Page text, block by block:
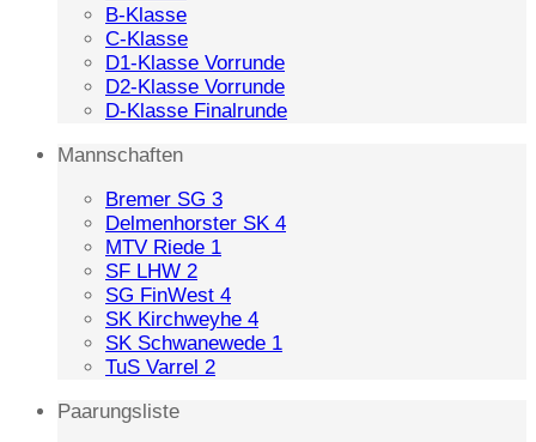
B-Klasse
C-Klasse
D1-Klasse Vorrunde
D2-Klasse Vorrunde
D-Klasse Finalrunde
Mannschaften
Bremer SG 3
Delmenhorster SK 4
MTV Riede 1
SF LHW 2
SG FinWest 4
SK Kirchweyhe 4
SK Schwanewede 1
TuS Varrel 2
Paarungsliste